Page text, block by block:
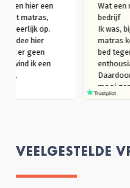
jaar geleden hier een
gekocht met matras,
steeds heerlijk op.
duurzaam idee hier
Dat er geen
in het bed, vind ik een
VEELGESTELDE